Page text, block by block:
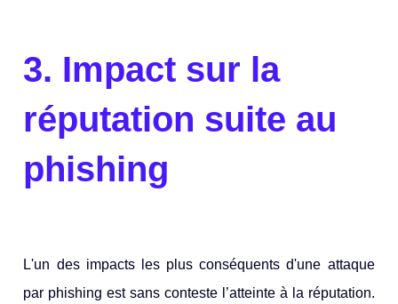
3. Impact sur la
réputation suite au
phishing
L'un des impacts les plus conséquents d'une attaque
par phishing est sans conteste l’atteinte à la réputation.